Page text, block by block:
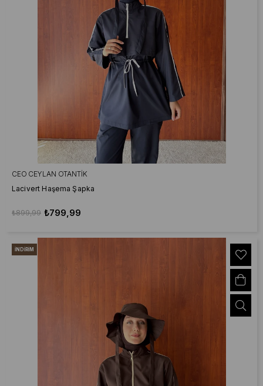
CEO CEYLAN OTANTIK
Lacivert Haşema Şapka
₺799,99
₺899,99
İNDIRIM